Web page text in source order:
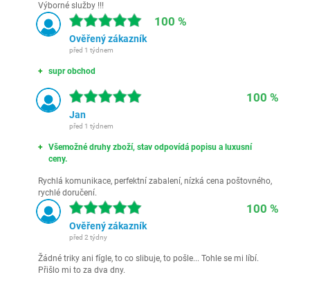
Výborné služby !!!
100 %
Ověřený zákazník
před 1 týdnem
supr obchod
100 %
Jan
před 1 týdnem
Všemožné druhy zboží, stav odpovídá popisu a luxusní
ceny.
Rychlá komunikace, perfektní zabalení, nízká cena poštovného,
rychlé doručení.
100 %
Ověřený zákazník
před 2 týdny
Žádné triky ani fígle, to co slibuje, to pošle... Tohle se mi líbí.
Přišlo mi to za dva dny.